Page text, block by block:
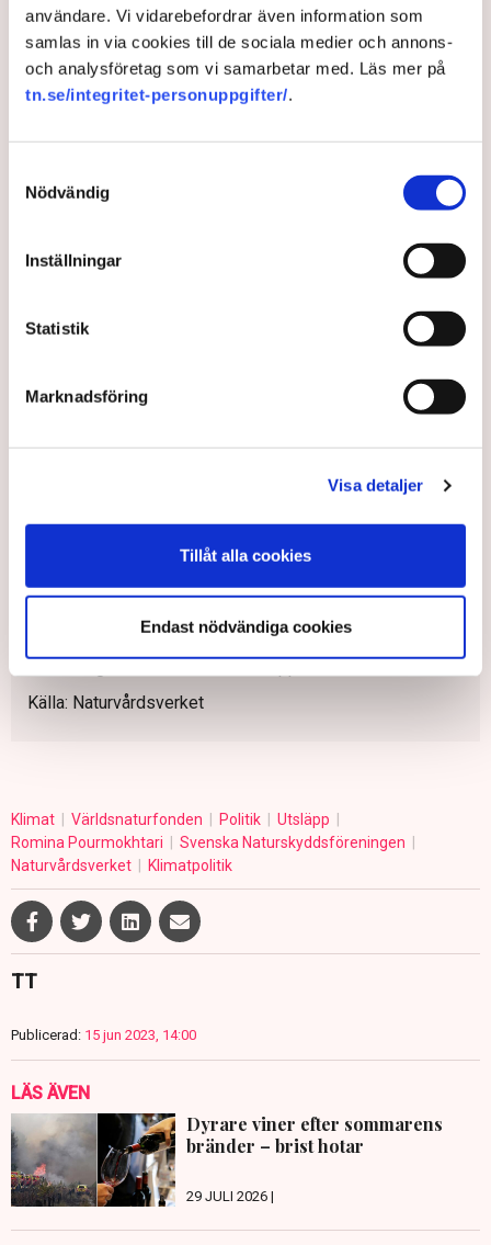
användare. Vi vidarebefordrar även information som
samlas in via cookies till de sociala medier och annons-
och analysföretag som vi samarbetar med. Läs mer på
tn.se/integritet-personuppgifter/.
Nödvändig
Inställningar
Statistik
Marknadsföring
Visa detaljer
Tillåt alla cookies
Endast nödvändiga cookies
TT: En kritiker säger att mötet tycks bli ett spel för
gallerierna. Hur bemöter du det?
– Jag förstår att det är spännande med högljudda
klimataktivister. Men det är ju de nördiga hållbarhetscheferna
TT: Kommer ni att ändra ert upplägg under fredagen med
– Nej, vi har vår plan om mötets fokus.
Regeringen ska enligt klimatlagen vart fjärde år lämna en
Om regeringen bedömer att målen inte kan nås med
nuvarande styrmedel, ska handlingsplanen redogöra för
Klimathandlingsplanerna har därmed en nyckelroll för
kontinuitet i klimatarbetet och för att driva på
Källa: Naturvårdsverket
Klimat Världsnaturfonden Politik
Utsläpp
Romina Pourmokhtari
Svenska Naturskyddsföreningen
Naturvårdsverket
Klimatpolitik
TT
Publicerad: 15 jun 2023, 14:00
LÄS ÄVEN
Dyrare viner efter sommarens
bränder – brist hotar
29 JULI 2026 |